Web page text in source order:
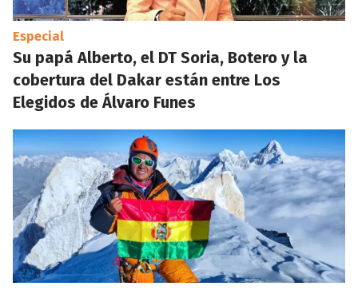
Especial
Su papá Alberto, el DT Soria, Botero y la
cobertura del Dakar están entre Los
Elegidos de Álvaro Funes